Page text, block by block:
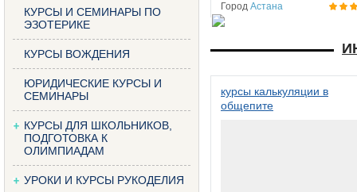
КУРСЫ И СЕМИНАРЫ ПО
ЭЗОТЕРИКЕ
КУРСЫ ВОЖДЕНИЯ
ЮРИДИЧЕСКИЕ КУРСЫ И
СЕМИНАРЫ
КУРСЫ ДЛЯ ШКОЛЬНИКОВ,
ПОДГОТОВКА К
ОЛИМПИАДАМ
УРОКИ И КУРСЫ РУКОДЕЛИЯ
Город Астана
курсы калькуляции в
общепите